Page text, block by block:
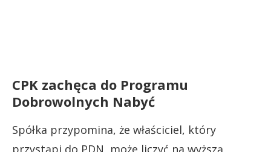
CPK zachęca do Programu
Dobrowolnych Nabyć
Spółka przypomina, że właściciel, który
przystąpi do PDN, może liczyć na wyższą